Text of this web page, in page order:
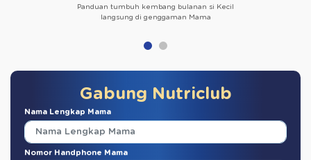
Panduan tumbuh kembang bulanan si Kecil
langsung di genggaman Mama
Gabung Nutriclub
Nama Lengkap Mama
Nomor Handphone Mama